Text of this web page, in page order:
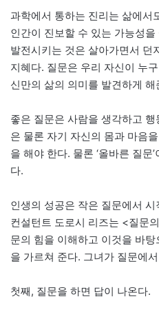
과학에서 통하는 진리는 삶에서
인간이 진보할 수 있는 가능성
발전시키는 것은 살아가면서 던
지혜다. 질문은 우리 자신이 누
신만의 삶의 의미를 발견하게 해
좋은 질문은 사람을 생각하고
은 물론 자기 자신의 몸과 마음
을 해야 한다. 물론 ‘올바른 질문
다.
인생의 성공은 작은 질문에서
컨설턴트 도로시 리즈는 <질문
문의 힘을 이해하고 이것을 바
을 가르쳐 준다. 그녀가 질문에
첫째, 질문을 하면 답이 나온다.